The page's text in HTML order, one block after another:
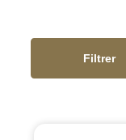
Filtrer